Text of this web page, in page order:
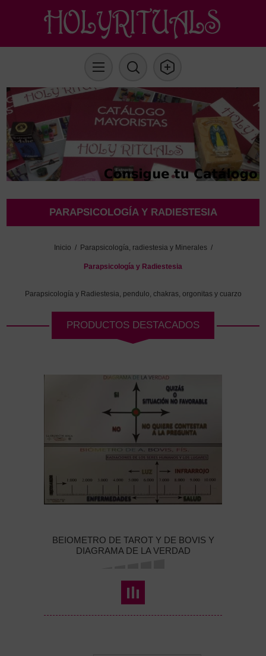
PARAPSICOLOGÍA Y RADIESTESIA
Inicio / Parapsicología, radiestesia y Minerales /
Parapsicología y Radiestesia
Parapsicología y Radiestesia, pendulo, chakras, orgonitas y cuarzo
PRODUCTOS DESTACADOS
BEIOMETRO DE TAROT Y DE BOVIS Y
DIAGRAMA DE LA VERDAD